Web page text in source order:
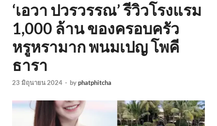
‘เอวา ปวรวรรณ’ รีวิวโรงแรม
1,000 ล้าน ของครอบครัว
หรูหรามาก พนมเปญ โพคี
ธารา
23 มิถุนายน 2024 - byphatphitcha